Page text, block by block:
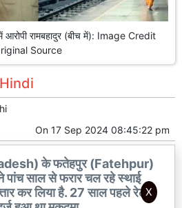
आरोपी रामबहादुर (बीच में): Image Credit
Source
On 17 Sep 2024 08:45:22 pm
के फतेहपुर (Fatehpur)
पांच साल से फरार चल रहे स्थाई
कर लिया है. 27 साल पहले रेलवे
X